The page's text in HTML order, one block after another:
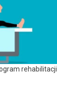
rehabilitacji